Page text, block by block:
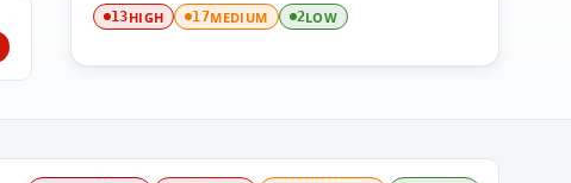
13HIGH 17MEDIUM 2LOW